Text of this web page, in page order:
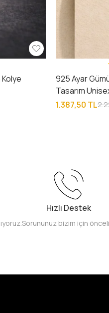
925 Ayar
Tasarım
1.387,50 TL
Hızlı Destek
Sorununuz bizim için